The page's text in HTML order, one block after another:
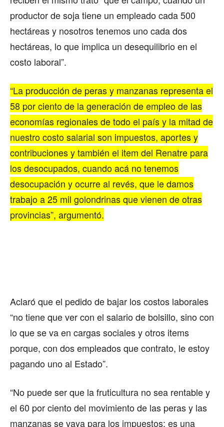
productor de soja tiene un empleado cada 500
hectáreas y nosotros tenemos uno cada dos
hectáreas, lo que implica un desequilibrio en el
costo laboral”.
“La producción de peras y manzanas representa el
58 por ciento de la generación de empleo de las
economías regionales de todo el país y la mitad de
nuestro costo salarial son impuestos, aportes y
contribuciones y también el item del Renatre para
los desocupados, cuando acá no tenemos
desocupación y ocurre al revés, que le damos
trabajo a 25 mil golondrinas que vienen de otras
provincias”, argumentó.
Aclaró que el pedido de bajar los costos laborales
“no tiene que ver con el salario de bolsillo, sino con
lo que se va en cargas sociales y otros items
porque, con dos empleados que contrato, le estoy
pagando uno al Estado”.
“No puede ser que la fruticultura no sea rentable y
el 60 por ciento del movimiento de las peras y las
manzanas se vaya para los impuestos; es una